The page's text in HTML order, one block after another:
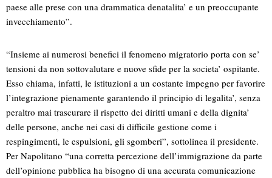
paese alle prese con una drammatica denatalita’ e un preoccupante
invecchiamento”.
“Insieme ai numerosi benefici il fenomeno migratorio porta con se’
tensioni da non sottovalutare e nuove sfide per la societa’ ospitante.
Esso chiama, infatti, le istituzioni a un costante impegno per favorire
l’integrazione pienamente garantendo il principio di legalita’, senza
peraltro mai trascurare il rispetto dei diritti umani e della dignita’
delle persone, anche nei casi di difficile gestione come i
respingimenti, le espulsioni, gli sgomberi”, sottolinea il presidente.
Per Napolitano “una corretta percezione dell’immigrazione da parte
dell’opinione pubblica ha bisogno di una accurata comunicazione